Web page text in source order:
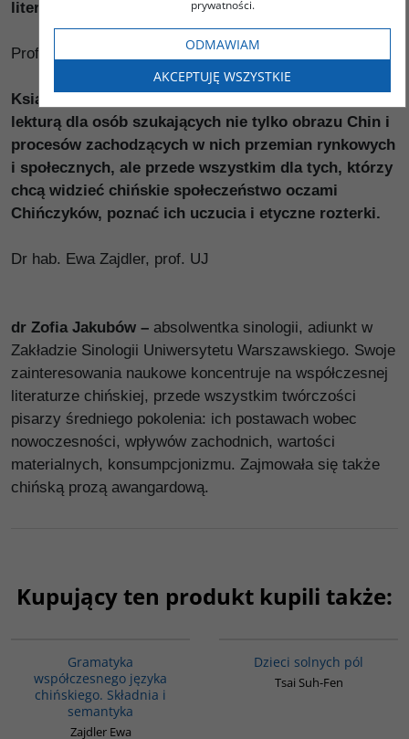
literatury.
Prof. dr hab. Lidia Kasarełło
Książka Zofii Jakubów będzie z pewnością ciekawą
lekturą dla osób szukających nie tylko obrazu Chin i
procesów zachodzących w nich przemian rynkowych
i społecznych, ale przede wszystkim dla tych, którzy
chcą widzieć chińskie społeczeństwo oczami
Chińczyków, poznać ich uczucia i etyczne rozterki.
Dr hab. Ewa Zajdler, prof. UJ
dr Zofia Jakubów – absolwentka sinologii, adiunkt w
Zakładzie Sinologii Uniwersytetu Warszawskiego. Swoje
zainteresowania naukowe koncentruje na współczesnej
literaturze chińskiej, przede wszystkim twórczości
pisarzy średniego pokolenia: ich postawach wobec
nowoczesności, wpływów zachodnich, wartości
materialnych, konsumpcjonizmu. Zajmowała się także
chińską prozą awangardową.
Kupujący ten produkt kupili także:
Gramatyka
współczesnego języka
chińskiego. Składnia i
semantyka
Zajdler Ewa
Dzieci solnych pól
Tsai Suh-Fen
prywatności.
ODMAWIAM
AKCEPTUJĘ WSZYSTKIE